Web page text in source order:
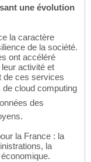
une évolution
la caractère
de la société.
ont accéléré
activité et
de ces services
de cloud computing
des
la France : la
la